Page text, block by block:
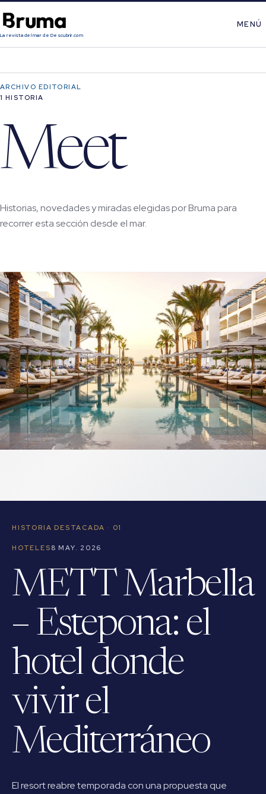
La revista del mar de Descubrir.com
MENÚ
ARCHIVO EDITORIAL
1 HISTORIA
Meet
Historias, novedades y miradas elegidas por Bruma para
recorrer esta sección desde el mar.
HISTORIA DESTACADA · 01
HOTELES 8 MAY. 2026
METT Marbella
– Estepona: el
hotel donde
vivir el
Mediterráneo
El resort reabre temporada con una propuesta que